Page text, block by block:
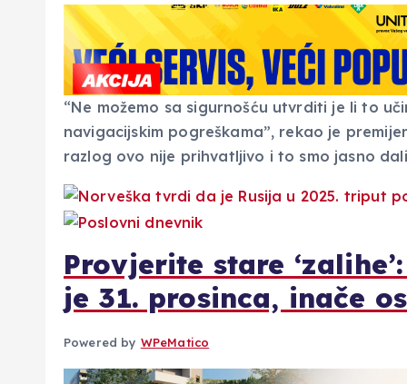
“Ne možemo sa sigurnošću utvrditi je li to
navigacijskim pogreškama”, rekao je
razlog ovo nije prihvatljivo i to smo jasno
Provjerite stare
je 31. prosinca, inače
Powered by WPeMatico